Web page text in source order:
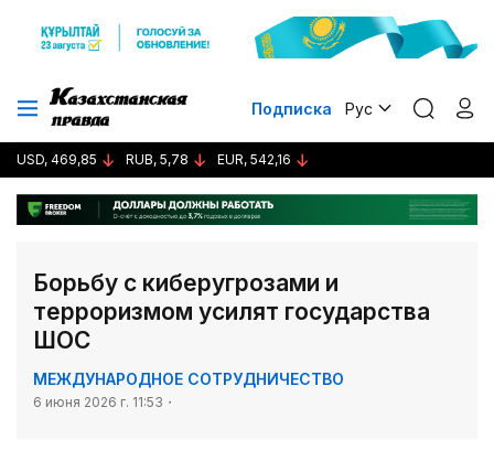
Подписка Рус
USD, 469,85 RUB, 5,78 EUR, 542,16
Борьбу с киберугрозами и
терроризмом усилят государства
ШОС
МЕЖДУНАРОДНОЕ СОТРУДНИЧЕСТВО
6 июня 2026 г. 11:53